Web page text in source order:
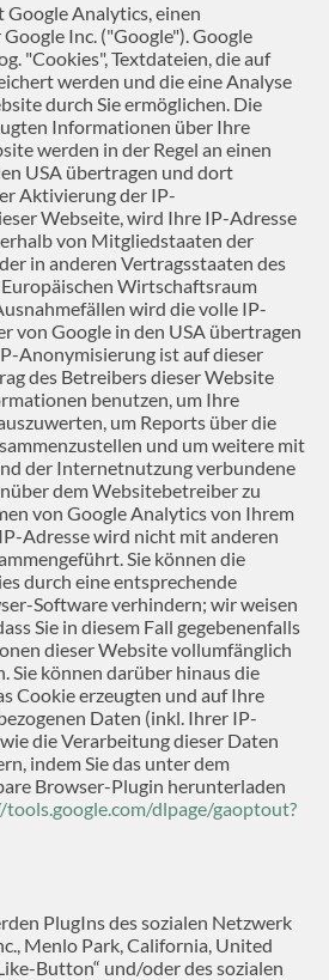
Analytics, einen
Inc. ("Google"). Google
"Cookies", Textdateien, die auf
werden und die eine Analyse
durch Sie ermöglichen. Die
Informationen über Ihre
werden in der Regel an einen
USA übertragen und dort
Aktivierung der IP-
Webseite, wird Ihre IP-Adresse
von Mitgliedstaaten der
in anderen Vertragsstaaten des
Wirtschaftsraum
wird die volle IP-
von Google in den USA übertragen
Anonymisierung ist auf dieser
des Betreibers dieser Website
benutzen, um Ihre
um Reports über die
und um weitere mit
der Internetnutzung verbundene
dem Websitebetreiber zu
von Google Analytics von Ihrem
Adresse wird nicht mit anderen
Sie können die
durch eine entsprechende
Software verhindern; wir weisen
Sie in diesem Fall gegebenenfalls
dieser Website vollumfänglich
Sie können darüber hinaus die
Cookie erzeugten und auf Ihre
Daten (inkl. Ihrer IP-
die Verarbeitung dieser Daten
indem Sie das unter dem
Browser-Plugin herunterladen
dlpage/gaoptout?
PlugIns des sozialen Netzwerk
Menlo Park, California, United
Button“ und/oder des sozialen